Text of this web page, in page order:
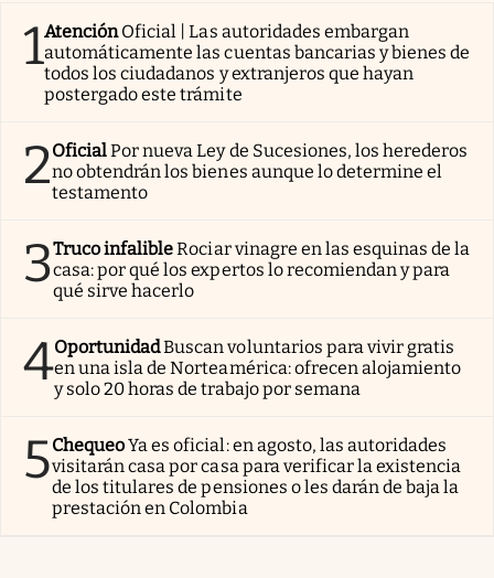
1AtenciónOficial | Las autoridades embargan
automáticamente las cuentas bancarias y bienes de
todos los ciudadanos y extranjeros que hayan
postergado este trámite
2OficialPor nueva Ley de Sucesiones, los herederos
no obtendrán los bienes aunque lo determine el
testamento
3Truco infalibleRociar vinagre en las esquinas de la
casa: por qué los expertos lo recomiendan y para
qué sirve hacerlo
4OportunidadBuscan voluntarios para vivir gratis
en una isla de Norteamérica: ofrecen alojamiento
y solo 20 horas de trabajo por semana
5ChequeoYa es oficial: en agosto, las autoridades
visitarán casa por casa para verificar la existencia
de los titulares de pensiones o les darán de baja la
prestación en Colombia